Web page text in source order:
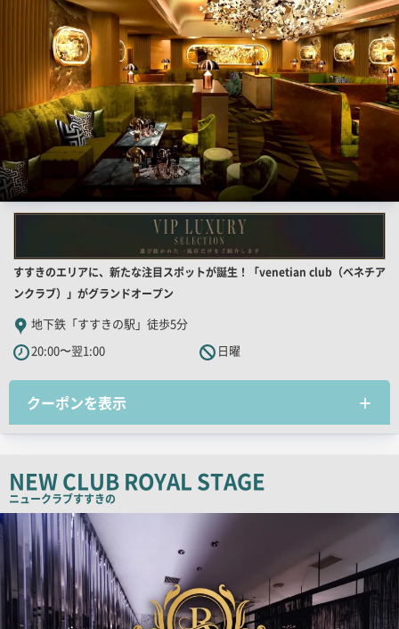
店
舗
PR
キ
ャ
ッ
コ
すすきのエリアに、新たな注目スポットが誕生！「venetian club（ベネチア
ンクラブ）」がグランドオープン
地下鉄「すすきの駅」徒歩5分
20:00〜翌1:00
日曜
クーポンを表示
NEW CLUB ROYAL STAGE
ニュークラブすすきの
検
索
結
果
一
用
画
像